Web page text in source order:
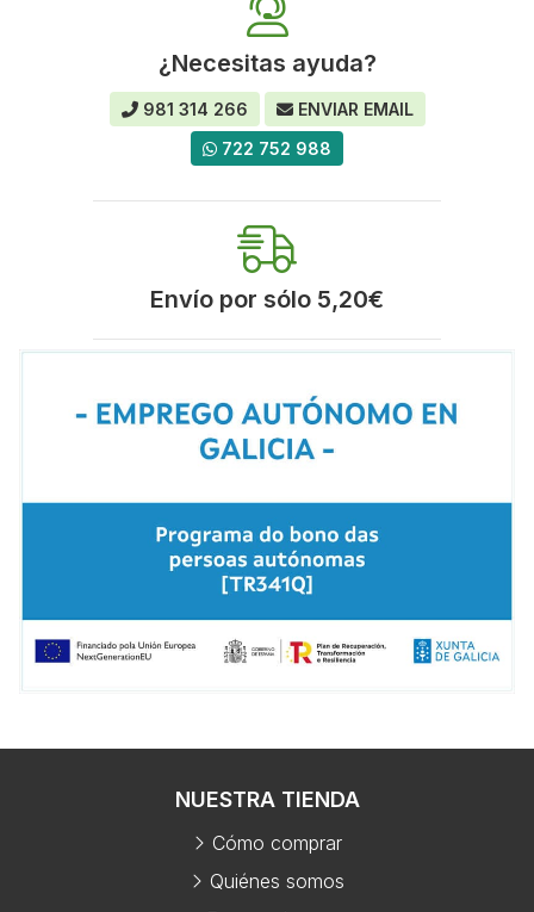
¿Necesitas ayuda?
981 314 266
ENVIAR EMAIL
722 752 988
Envío por sólo 5,20€
NUESTRA TIENDA
Cómo comprar
Quiénes somos